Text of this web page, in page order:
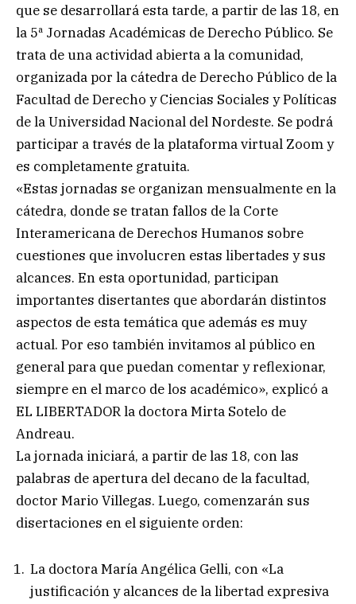
que se desarrollará esta tarde, a partir de las 18, en
la 5ª Jornadas Académicas de Derecho Público. Se
trata de una actividad abierta a la comunidad,
organizada por la cátedra de Derecho Público de la
Facultad de Derecho y Ciencias Sociales y Políticas
de la Universidad Nacional del Nordeste. Se podrá
participar a través de la plataforma virtual Zoom y
es completamente gratuita.
«Estas jornadas se organizan mensualmente en la
cátedra, donde se tratan fallos de la Corte
Interamericana de Derechos Humanos sobre
cuestiones que involucren estas libertades y sus
alcances. En esta oportunidad, participan
importantes disertantes que abordarán distintos
aspectos de esta temática que además es muy
actual. Por eso también invitamos al público en
general para que puedan comentar y reflexionar,
siempre en el marco de los académico», explicó a
EL LIBERTADOR la doctora Mirta Sotelo de
Andreau.
La jornada iniciará, a partir de las 18, con las
palabras de apertura del decano de la facultad,
doctor Mario Villegas. Luego, comenzarán sus
disertaciones en el siguiente orden:
La doctora María Angélica Gelli, con «La
justificación y alcances de la libertad expresiva